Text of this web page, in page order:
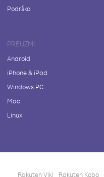
Podrška
PREUZMI
Android
iPhone & iPad
Windows PC
Mac
Linux
Rakuten Viki Rakuten Kobo